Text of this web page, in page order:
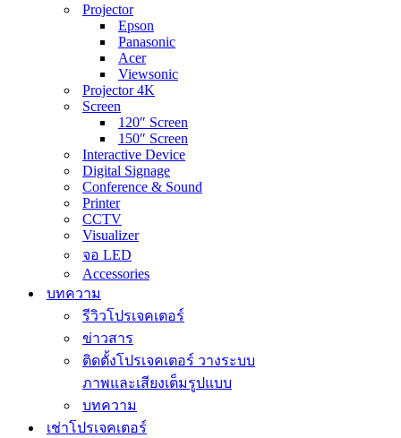
Projector
Epson
Panasonic
Acer
Viewsonic
Projector 4K
Screen
120″ Screen
150″ Screen
Interactive Device
Digital Signage
Conference & Sound
Printer
CCTV
Visualizer
จอ LED
Accessories
บทความ
รีวิวโปรเจคเตอร์
ข่าวสาร
ติดตั้งโปรเจคเตอร์ วางระบบ
ภาพและเสียงเต็มรูปแบบ
บทความ
เช่าโปรเจคเตอร์